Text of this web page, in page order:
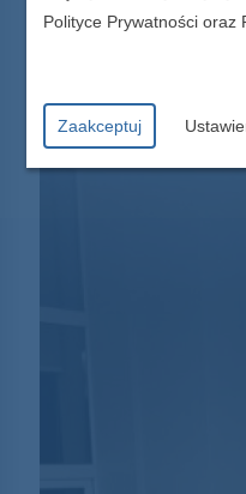
Galeria Wpisu
Polityce Prywatnościoraz
Zaakceptuj